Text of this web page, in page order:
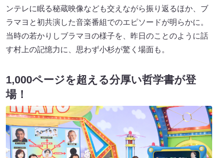
ンテレに眠る秘蔵映像なども交えながら振り返るほか、ブ
ラマヨと初共演した音楽番組でのエピソードが明らかに。
当時の若かりしブラマヨの様子を、昨日のことのように話
す村上の記憶力に、思わず小杉が驚く場面も。
1,000ページを超える分厚い哲学書が登
場！